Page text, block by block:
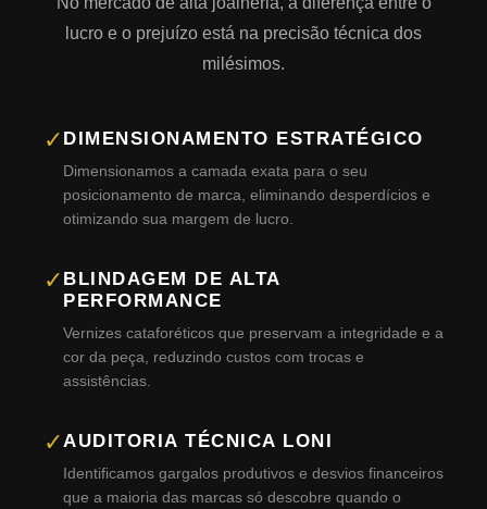
lucro e o prejuízo está na precisão técnica dos
milésimos.
✓ DIMENSIONAMENTO ESTRATÉGICO
Dimensionamos a camada exata para o seu
posicionamento de marca, eliminando desperdícios e
otimizando sua margem de lucro.
✓ BLINDAGEM DE ALTA
PERFORMANCE
Vernizes cataforéticos que preservam a integridade e a
cor da peça, reduzindo custos com trocas e
assistências.
✓AUDITORIA TÉCNICA LONI
Identificamos gargalos produtivos e desvios financeiros
que a maioria das marcas só descobre quando o